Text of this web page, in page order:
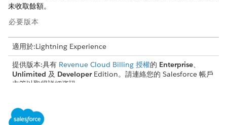
未收取餘額。
必要版本
適用於:Lightning Experience
提供版本:具有 Revenue Cloud Billing 授權的 Enterprise、
Unlimited 及 DeveloperEdition。請連絡您的 Salesforce 帳戶
主管以取得詳細資訊。
在流程中叫用「寫出發票」動作,以寫下發票。